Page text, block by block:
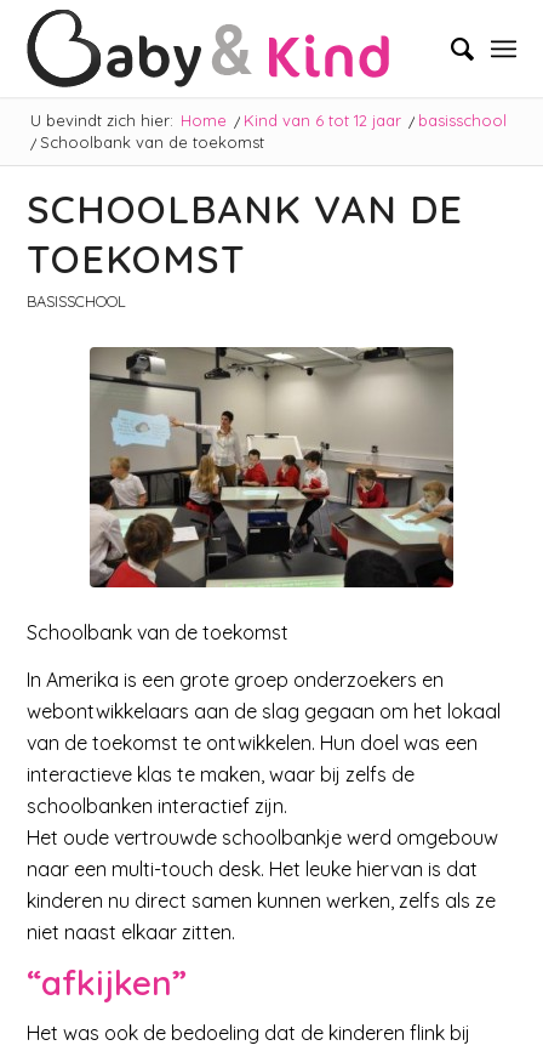
U bevindt zich hier: Home / Kind van 6 tot 12 jaar / basisschool
/ Schoolbank van de toekomst
SCHOOLBANK VAN DE
TOEKOMST
BASISSCHOOL
Schoolbank van de toekomst
In Amerika is een grote groep onderzoekers en
webontwikkelaars aan de slag gegaan om het lokaal
van de toekomst te ontwikkelen. Hun doel was een
interactieve klas te maken, waar bij zelfs de
schoolbanken interactief zijn.
Het oude vertrouwde schoolbankje werd omgebouw
naar een multi-touch desk. Het leuke hiervan is dat
kinderen nu direct samen kunnen werken, zelfs als ze
niet naast elkaar zitten.
“afkijken”
Het was ook de bedoeling dat de kinderen flink bij